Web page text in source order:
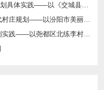
美丽宜居示范村实用性村庄规划（2019-2035）为例
宜居示范村“多规合一”实用性村庄规划编制为例
践——以尧都区北练李村为例